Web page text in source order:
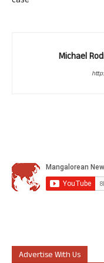
Michael
Advertise With Us